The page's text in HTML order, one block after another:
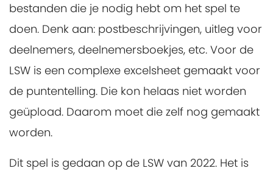
bestanden die je nodig hebt om het spel te
doen. Denk aan: postbeschrijvingen, uitleg voor
deelnemers, deelnemersboekjes, etc. Voor de
LSW is een complexe excelsheet gemaakt voor
de puntentelling. Die kon helaas niet worden
geüpload. Daarom moet die zelf nog gemaakt
worden.
Dit spel is gedaan op de LSW van 2022. Het is